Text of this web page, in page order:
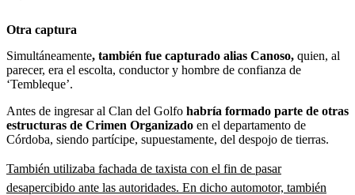
Otra captura
Simultáneamente, también fue capturado alias Canoso, quien, al
parecer, era el escolta, conductor y hombre de confianza de
‘Tembleque’.
Antes de ingresar al Clan del Golfo habría formado parte de otras
estructuras de Crimen Organizado en el departamento de
Córdoba, siendo partícipe, supuestamente, del despojo de tierras.
También utilizaba fachada de taxista con el fin de pasar
desapercibido ante las autoridades. En dicho automotor, también